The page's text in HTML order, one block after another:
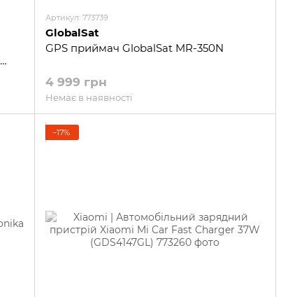
Артикул: 773739
GlobalSat
GPS приймач GlobalSat MR-350N
4 999 грн
Немає в наявності
−17%